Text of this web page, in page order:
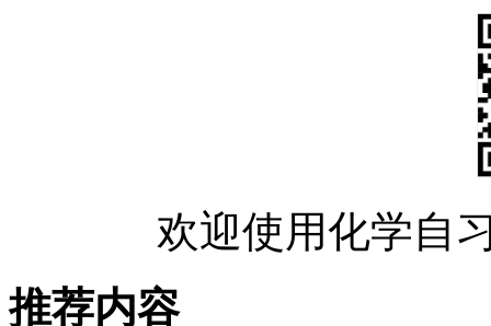
欢迎使用化学自
推荐内容